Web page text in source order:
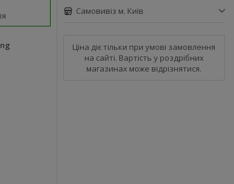
Самовивіз м. Київ
Ціна діє тільки при умові замовлення
на сайті. Вартість у роздрібних
магазинах може відрізнятися.